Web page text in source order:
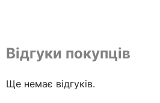
Відгуки покупців
Ще немає відгуків.